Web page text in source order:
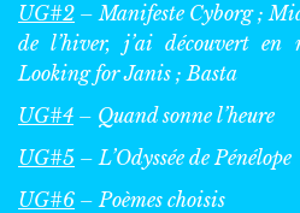
UG#2 – Manifeste Cyborg ;
de l’hiver, j’ai découvert
Looking for Janis ; Basta
UG#4 – Quand sonne l’heure
UG#5 – L’Odyssée de Pénélope
UG#6 – Poèmes choisis